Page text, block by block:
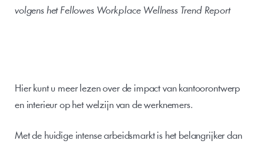
volgens het Fellowes Workplace Wellness Trend Report
Hier kunt u meer lezen over de impact van kantoorontwerp
en interieur op het welzijn van de werknemers.
Met de huidige intense arbeidsmarkt is het belangrijker dan